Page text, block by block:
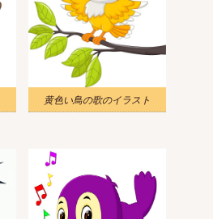
黄色い鳥の歌のイラスト